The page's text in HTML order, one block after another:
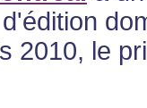
2010, le